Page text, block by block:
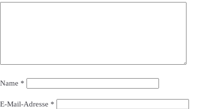
Name *
E-Mail-Adresse *